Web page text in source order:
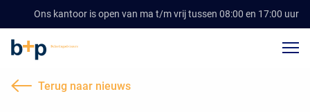
Ons kantoor is open van ma t/m vrij tussen 08:00 en 17:00 uur
Terug naar nieuws